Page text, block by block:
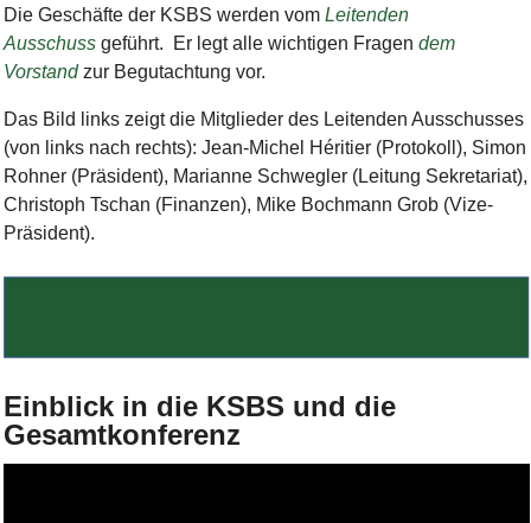
Die Geschäfte der KSBS werden vom Leitenden
Ausschussgeführt. Er legt alle wichtigen Fragen dem
Vorstandzur Begutachtung vor.
Das Bild links zeigt die Mitglieder des Leitenden Ausschusses
(von links nach rechts): Jean-Michel Héritier (Protokoll), Simon
Rohner (Präsident), Marianne Schwegler (Leitung Sekretariat),
Christoph Tschan (Finanzen), Mike Bochmann Grob (Vize-
Präsident).
Einblick in die KSBS und die
Gesamtkonferenz